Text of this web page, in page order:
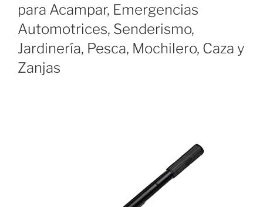
para Acampar, Emergencias
Automotrices, Senderismo,
Jardinería, Pesca, Mochilero, Caza y
Zanjas